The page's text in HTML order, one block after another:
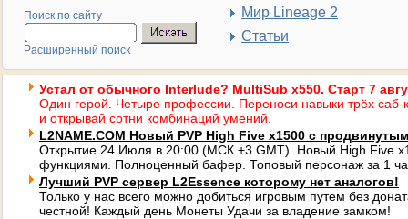
Поиск по сайту
Расширенный поиск
Мир Lineage 2
Статьи
Устал от обычного Interlude? MultiSub x550. Старт 7
Один герой. Четыре профессии. Переноси навыки трёх саб-
и открывай сотни комбинаций умений.
L2NAME.COM Новый PVP High Five x1500 с
Открытие 24 Июля в 20:00 (МСК +3 GMT). Новый High Five
функциями. Полноценный бафер. Топовый персонаж за 1
Лучший PVP сервер L2Essence которому нет аналогов!
Только у нас всего можно добиться игровым путем без
честной! Каждый день Монеты Удачи за владение замком!